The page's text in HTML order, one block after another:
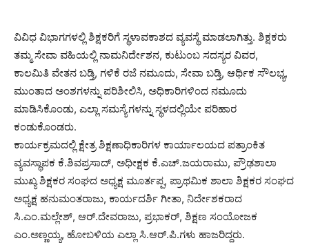
ವಿವಿಧ ವಿಭಾಗಗಳಲ್ಲಿ ಶಿಕ್ಷಕರಿಗೆ ಸ್ಥಳಾವಕಾಶದ ವ್ಯವಸ್ಥೆ ಮಾಡಲಾಗಿತ್ತು. ಶಿಕ್ಷಕರು
ತಮ್ಮ ಸೇವಾ ವಹಿಯಲ್ಲಿ ನಾಮನಿರ್ದೇಶನ, ಕುಟುಂಬ ಸದಸ್ಯರ ವಿವರ,
ಕಾಲಮಿತಿ ವೇತನ ಬಡ್ತಿ, ಗಳಿಕೆ ರಜೆ ನಮೂದು, ಸೇವಾ ಬಡ್ತಿ, ಆರ್ಥಿಕ ಸೌಲಭ್ಯ,
ಮುಂತಾದ ಅಂಶಗಳನ್ನು ಪರಿಶೀಲಿಸಿ, ಅಧಿಕಾರಿಗಳಿಂದ ನಮೂದು
ಮಾಡಿಸಿಕೊಂಡು, ಎಲ್ಲಾ ಸಮಸ್ಯೆಗಳನ್ನು ಸ್ಥಳದಲ್ಲಿಯೇ ಪರಿಹಾರ
ಕಂಡುಕೊಂಡರು.
ಕಾರ್ಯಕ್ರಮದಲ್ಲಿ ಕ್ಷೇತ್ರ ಶಿಕ್ಷಣಾಧಿಕಾರಿಗಳ ಕಾರ್ಯಾಲಯದ ಪತ್ರಾಂಕಿತ
ವ್ಯವಸ್ಥಾಪಕ ಕೆ.ಶಿವಪ್ರಸಾದ್‌, ಅಧೀಕ್ಷಕ ಕೆ.ಎಚ್.ಜಯರಾಮು, ಪ್ರೌಢಶಾಲಾ
ಮುಖ್ಯ ಶಿಕ್ಷಕರ ಸಂಘದ ಅಧ್ಯಕ್ಷ ಮೂರ್ತಪ್ಪ, ಪ್ರಾಥಮಿಕ ಶಾಲಾ ಶಿಕ್ಷಕರ ಸಂಘದ
ಅಧ್ಯಕ್ಷ ಹನುಮಂತರಾಜು, ಕಾರ್ಯದರ್ಶಿ ಗೀತಾ, ನಿರ್ದೇಶಕರಾದ
ಸಿ.ಎಂ.ಮಲ್ಲೇಶ್‌, ಆರ್.ದೇವರಾಜು, ಪ್ರಭಾಕರ್‌, ಶಿಕ್ಷಣ ಸಂಯೋಜಕ
ಎಂ.ಅಣ್ಣಯ್ಯ, ಹೋಬಳಿಯ ಎಲ್ಲಾ ಸಿ.ಆರ್.ಪಿ.ಗಳು ಹಾಜರಿದ್ದರು.